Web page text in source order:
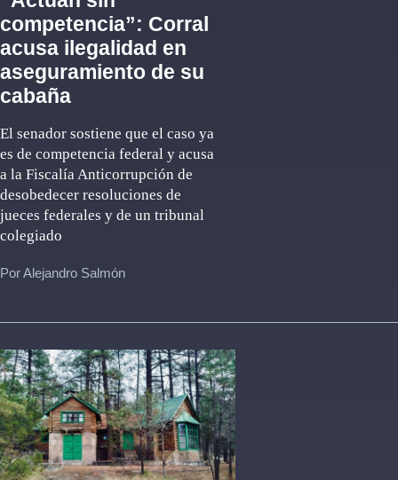
competencia”: Corral
acusa ilegalidad en
aseguramiento de su
cabaña
El senador sostiene que el caso ya
es de competencia federal y acusa
a la Fiscalía Anticorrupción de
desobedecer resoluciones de
jueces federales y de un tribunal
colegiado
Por Alejandro Salmón